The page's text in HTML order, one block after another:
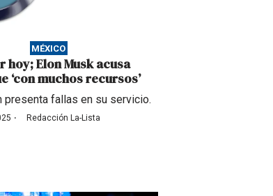
MÉXICO
hoy; Elon Musk acusa
‘con muchos recursos’
presenta fallas en su servicio.
· Redacción La-Lista